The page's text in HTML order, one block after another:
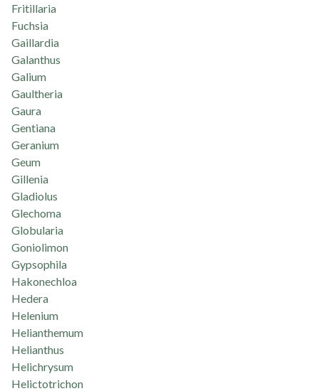
Fritillaria
Fuchsia
Gaillardia
Galanthus
Galium
Gaultheria
Gaura
Gentiana
Geranium
Geum
Gillenia
Gladiolus
Glechoma
Globularia
Goniolimon
Gypsophila
Hakonechloa
Hedera
Helenium
Helianthemum
Helianthus
Helichrysum
Helictotrichon